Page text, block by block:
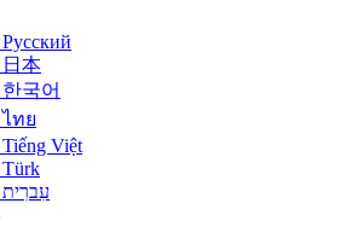
Русский
日本
한국어
ไทย
Tiếng Việt
Türk
עִברִית